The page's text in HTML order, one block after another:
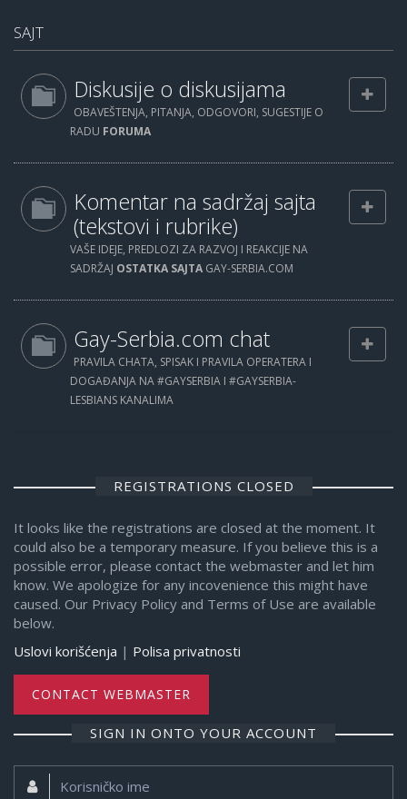
SAJT
Diskusije o diskusijama
OBAVEŠTENJA, PITANJA, ODGOVORI, SUGESTIJE O
RADU FORUMA
Komentar na sadržaj sajta
(tekstovi i rubrike)
VAŠE IDEJE, PREDLOZI ZA RAZVOJ I REAKCIJE NA
SADRŽAJ OSTATKA SAJTA GAY-SERBIA.COM
Gay-Serbia.com chat
PRAVILA CHATA, SPISAK I PRAVILA OPERATERA I
DOGAĐANJA NA #GAYSERBIA I #GAYSERBIA-
LESBIANS KANALIMA
REGISTRATIONS CLOSED
It looks like the registrations are closed at the moment. It
could also be a temporary measure. If you believe this is a
possible error, please contact the webmaster and let him
know. We apologize for any incovenience this might have
caused. Our Privacy Policy and Terms of Use are available
below.
Uslovi korišćenja | Polisa privatnosti
CONTACT WEBMASTER
SIGN IN ONTO YOUR ACCOUNT
Korisničko